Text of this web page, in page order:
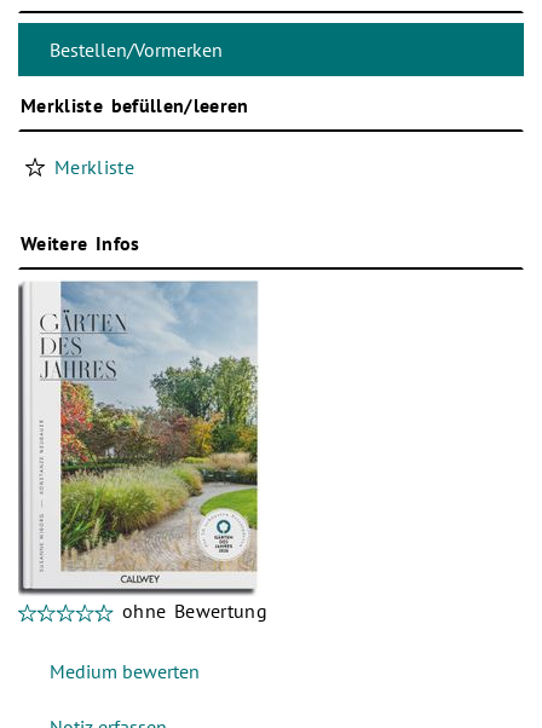
Merkliste befüllen/leeren
Merkliste
Weitere Infos
ohne Bewertung